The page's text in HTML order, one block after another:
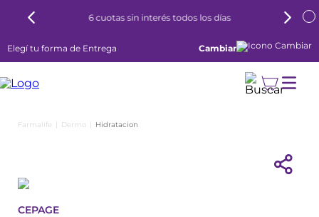
6 cuotas sin interés todos los días
Elegí tu forma de Entrega Cambiar
Dermo Hidratacion
CEPAGE